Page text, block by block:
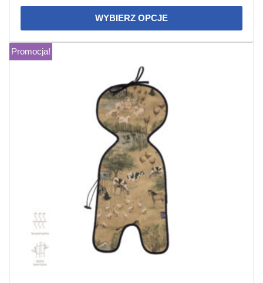
WYBIERZ OPCJE
Promocja!